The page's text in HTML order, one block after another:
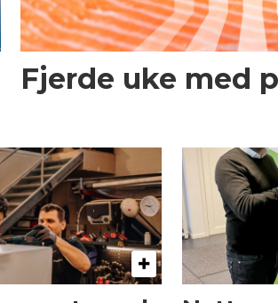
Fjerde uke med